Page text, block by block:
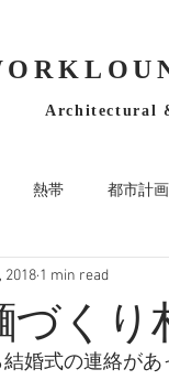
Architectural
熱帯 都市計画
づく
2018 1 min read
婚式の連絡が